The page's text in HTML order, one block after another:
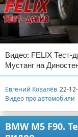
Видео: FELIX Тест-
Мустанг на
Евгений Ковалёв 22-
Видео про автомобили
BMW M5 F90.